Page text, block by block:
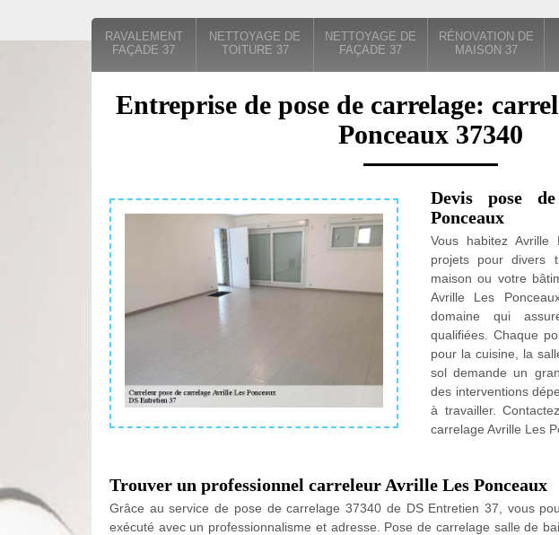
RAVALEMENT
FAÇADE 37
NETTOYAGE DE
TOITURE 37
NETTOYAGE DE
FAÇADE 37
RÉNOVATION DE
MAISON 37
Entreprise de pose de carrelage:
Ponceaux 37340
Devis pose
Ponceaux
Vous habitez Avrille
projets pour divers
maison ou votre
Avrille Les
domaine qui
qualifiées. Chaque
pour la cuisine, la
sol demande un
des interventions
à travailler.
carrelage Avrille Les
Trouver un professionnel carreleur Avrille Les Ponceaux
Grâce au service de pose de carrelage 37340 de DS Entretien 37, vous
exécuté avec un professionnalisme et adresse. Pose de carrelage salle de